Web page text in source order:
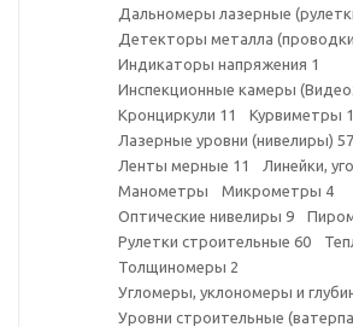
Дальномеры лазерные
Детекторы металла
Индикаторы напряжения 1
Инспекционные камеры
Кронциркули 11 Курвиметры 1
Лазерные уровни (нивелиры) 57
Ленты мерные 11 Линейки,
Манометры
Микрометры 4
Оптические нивелиры 9
Рулетки строительные 60
Толщиномеры 2
Угломеры, уклономеры и
Уровни строительные